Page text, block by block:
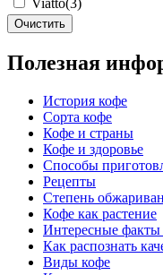
Viatto(3)
Очистить
Полезная
История кофе
Сорта кофе
Кофе и страны
Кофе и здоровье
Способы
Рецепты
Степень
Кофе как растение
Интересные факты
Как распознать
Виды кофе